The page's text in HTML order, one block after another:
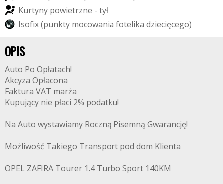
Kurtyny powietrzne - tył
Isofix(punkty mocowania fotelika dziecięcego)
OPIS
Auto Po Opłatach!
Akcyza Opłacona
Faktura VAT marża
Kupujący nie płaci 2% podatku!
Na Auto wystawiamy Roczną Pisemną Gwarancję!
Możliwość Takiego Transport pod dom Klienta
OPEL ZAFIRA Tourer 1.4 Turbo Sport 140KM